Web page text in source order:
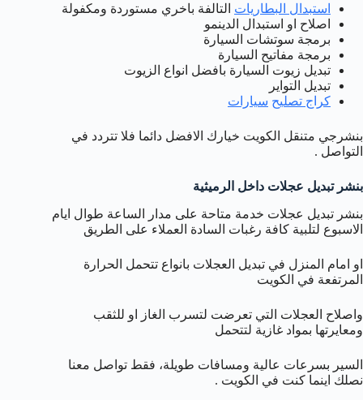
استبدال البطاريات التالفة باخري مستوردة ومكفولة
اصلاح او استبدال الدينمو
برمجة سوتشات السيارة
برمجة مفاتيح السيارة
تبديل زيوت السيارة بافضل انواع الزيوت
تبديل التواير
كراج تصليح سيارات
بنشرجي متنقل الكويت خيارك الافضل دائما فلا تتردد في
التواصل .
بنشر تبديل عجلات داخل الرميثية
بنشر تبديل عجلات خدمة متاحة على مدار الساعة طوال ايام
الاسبوع لتلبية كافة رغبات السادة العملاء على الطريق
او امام المنزل في تبديل العجلات بانواع تتحمل الحرارة
المرتفعة في الكويت
واصلاح العجلات التي تعرضت لتسرب الغاز او للثقب
ومعايرتها بمواد غازية لتتحمل
السير بسرعات عالية ومسافات طويلة، فقط تواصل معنا
نصلك اينما كنت في الكويت .